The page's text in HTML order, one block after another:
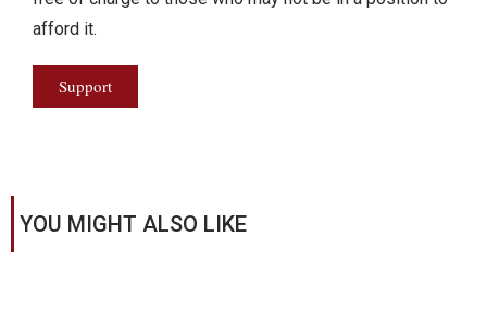
afford it.
Support
YOU MIGHT ALSO LIKE